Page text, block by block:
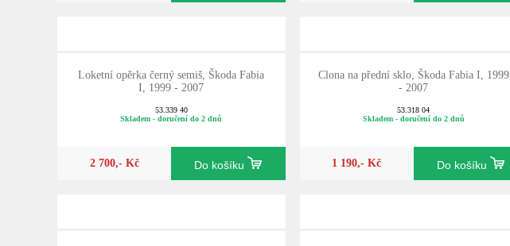
Loketní opěrka černý semiš, Škoda Fabia
I, 1999 - 2007
53.339 40
Skladem - doručení do 2 dnů
2 700,- Kč Do košíku
Clona na přední sklo, Škoda Fabia I, 1999
- 2007
53.318 04
Skladem - doručení do 2 dnů
1 190,- Kč Do košíku